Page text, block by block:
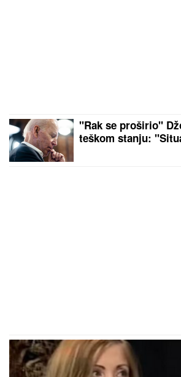
"Rak se proširio"
teškom stanju: